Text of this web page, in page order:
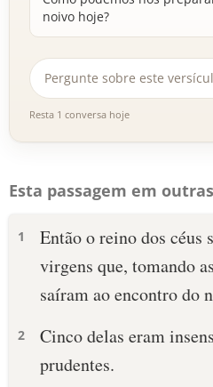
noivo hoje?
Resta 1 conversa hoje
Esta passagem em
1
Então o reino dos céus
virgens que, tomando
saíram ao encontro do
2
Cinco delas eram
prudentes.